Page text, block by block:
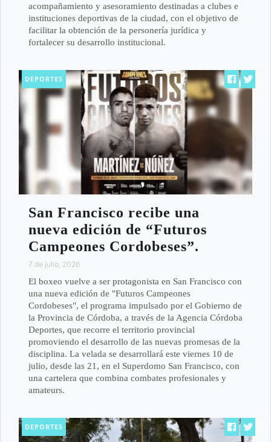
acompañamiento y asesoramiento destinadas a clubes e
instituciones deportivas de la ciudad, con el objetivo de
facilitar la obtención de la personería jurídica y
fortalecer su desarrollo institucional.
DEPORTES
San Francisco recibe una
nueva edición de “Futuros
Campeones Cordobeses”.
7 de julio, 2026
El boxeo vuelve a ser protagonista en San Francisco con
una nueva edición de "Futuros Campeones
Cordobeses", el programa impulsado por el Gobierno de
la Provincia de Córdoba, a través de la Agencia Córdoba
Deportes, que recorre el territorio provincial
promoviendo el desarrollo de las nuevas promesas de la
disciplina. La velada se desarrollará este viernes 10 de
julio, desde las 21, en el Superdomo San Francisco, con
una cartelera que combina combates profesionales y
amateurs.
DEPORTES